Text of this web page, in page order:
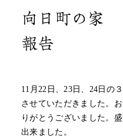
向日町の家
報告
11月22日、23日、24日の
させていただきました。
りがとうございました。
出来ました。